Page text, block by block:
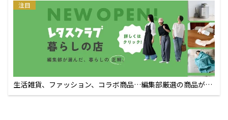
注目
生活雑貨、ファッション、コラボ商品…編集部厳選の商品が買
えるECサイト